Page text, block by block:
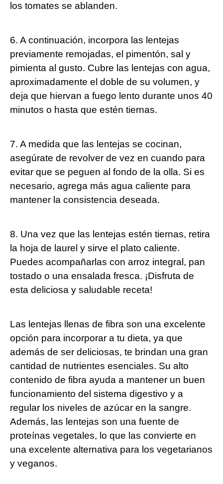
los ⁤tomates ​se ablanden.
6. A ⁤continuación, incorpora las lentejas
previamente remojadas, el pimentón, sal y
pimienta al‍ gusto. Cubre​ las lentejas con agua,
aproximadamente el doble de su volumen, y
deja que hiervan a fuego lento durante unos 40
minutos o hasta que estén tiernas.
7. A medida que las‌ lentejas se cocinan,
asegúrate de revolver de vez en cuando para
evitar que se ‍peguen ​al fondo de la olla. ⁢Si es
⁢necesario, agrega más​ agua caliente para
mantener la consistencia deseada.
8. Una vez que las lentejas⁤ estén tiernas,⁤ retira
la hoja de laurel y sirve el ⁢plato caliente.
Puedes acompañarlas con arroz ⁤integral, pan
tostado o una ensalada fresca. ¡Disfruta de
esta ‍deliciosa⁢ y ⁣saludable receta!
Las lentejas llenas de fibra son ​una⁢ excelente
opción para incorporar a tu⁤ dieta, ya que‍
además de⁤ ser deliciosas, te brindan una gran
cantidad de nutrientes esenciales. Su alto
contenido de fibra ayuda a mantener un buen ​
funcionamiento del sistema digestivo y a
regular los​ niveles de azúcar en la sangre.
Además, las lentejas son una fuente de⁢
proteínas vegetales, lo que las convierte en
una excelente alternativa para los vegetarianos
y ​veganos.